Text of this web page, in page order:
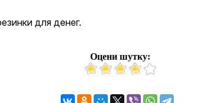
для денег.
Оцени шутку: